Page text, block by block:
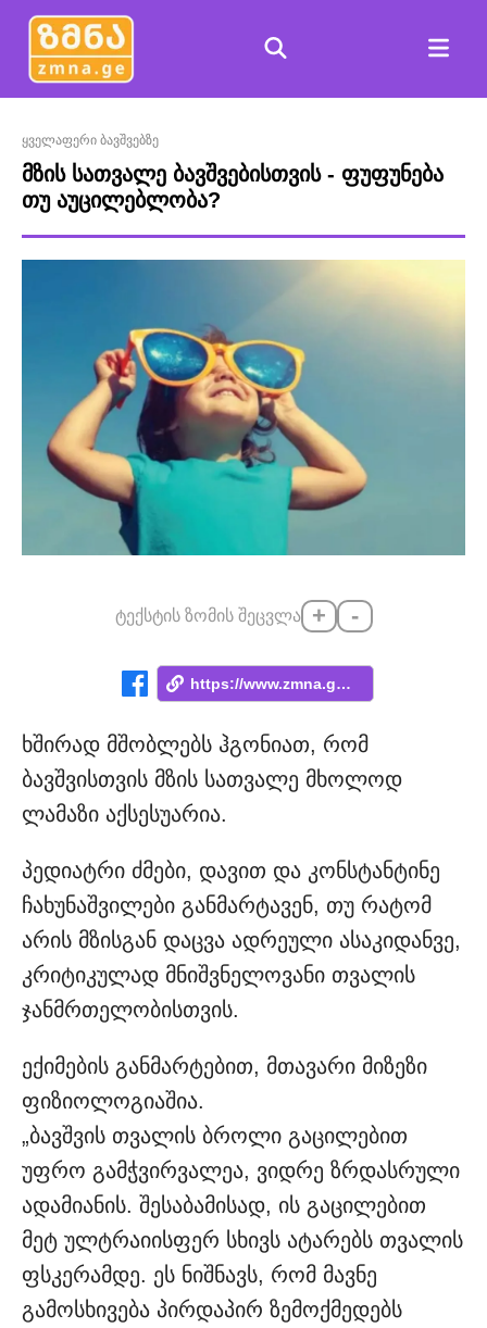
ყველაფერი ბავშვებზე
მზის სათვალე ბავშვებისთვის - ფუფუნება
თუ აუცილებლობა?
ტექსტის ზომის შეცვლა + -
https://www.zmna.ge/news/mzis-satvale-ba...
ხშირად მშობლებს ჰგონიათ, რომ
ბავშვისთვის მზის სათვალე მხოლოდ
ლამაზი აქსესუარია.
პედიატრი ძმები, დავით და კონსტანტინე
ჩახუნაშვილები განმარტავენ, თუ რატომ
არის მზისგან დაცვა ადრეული ასაკიდანვე,
კრიტიკულად მნიშვნელოვანი თვალის
ჯანმრთელობისთვის.
ექიმების განმარტებით, მთავარი მიზეზი
ფიზიოლოგიაშია.
„ბავშვის თვალის ბროლი გაცილებით
უფრო გამჭვირვალეა, ვიდრე ზრდასრული
ადამიანის. შესაბამისად, ის გაცილებით
მეტ ულტრაიისფერ სხივს ატარებს თვალის
ფსკერამდე. ეს ნიშნავს, რომ მავნე
გამოსხივება პირდაპირ ზემოქმედებს